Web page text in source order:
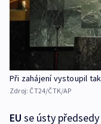
Při zahájení vystoupil
Zdroj: ČT24/ČTK/AP
EU se ústy